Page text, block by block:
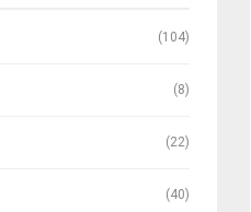
(104)
(8)
(22)
(40)